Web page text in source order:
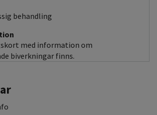
behandling
med information om
biverkningar finns.